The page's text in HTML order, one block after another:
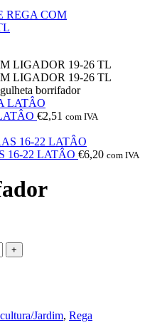
borrifador
€2,51 com IVA
16-22 LATÂO €6,20 com IVA
Jardim, Rega